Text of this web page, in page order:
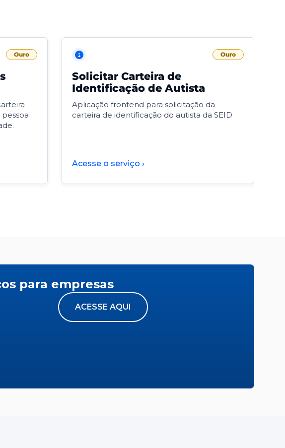
Ouro Ouro
Solicitar Carteira de
Identificação de Autista
Aplicação frontend para solicitação da
carteira de identificação do autista da SEID
Acesse o serviço ›
para empresas
ACESSE AQUI